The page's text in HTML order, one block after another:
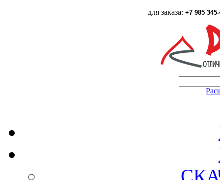
для заказа: +7 985